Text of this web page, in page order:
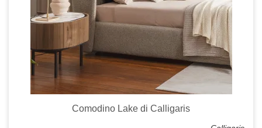
Comodino Lake di Calligaris